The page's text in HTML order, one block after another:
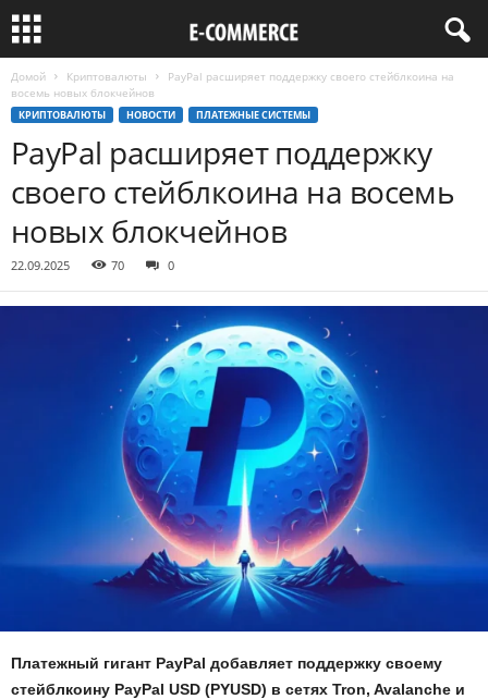
Домой Криптовалюты
PayPal расширяет поддержку своего стейблкоина на
восемь новых блокчейнов
КРИПТОВАЛЮТЫ НОВОСТИ ПЛАТЕЖНЫЕ СИСТЕМЫ
PayPal расширяет поддержку
своего стейблкоина на восемь
новых блокчейнов
22.09.2025 70 0
Платежный гигант PayPal добавляет поддержку своему
стейблкоину PayPal USD (PYUSD) в сетях Tron, Avalanche и